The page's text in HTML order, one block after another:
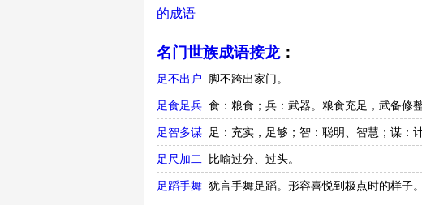
的成语
名门世族成语接龙：
足不出户 脚不跨出家门。
足食足兵 食：粮食；兵：武器。粮食充足，武备修整
足智多谋 足：充实，足够；智：聪明、智慧；谋：
足尺加二 比喻过分、过头。
足蹈手舞 犹言手舞足蹈。形容喜悦到极点时的样子。